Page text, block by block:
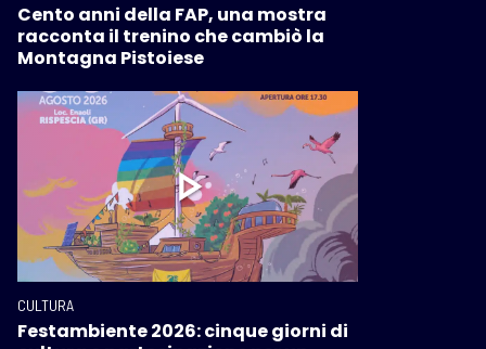
Cento anni della FAP, una mostra
racconta il trenino che cambiò la
Montagna Pistoiese
CULTURA
Festambiente 2026: cinque giorni di